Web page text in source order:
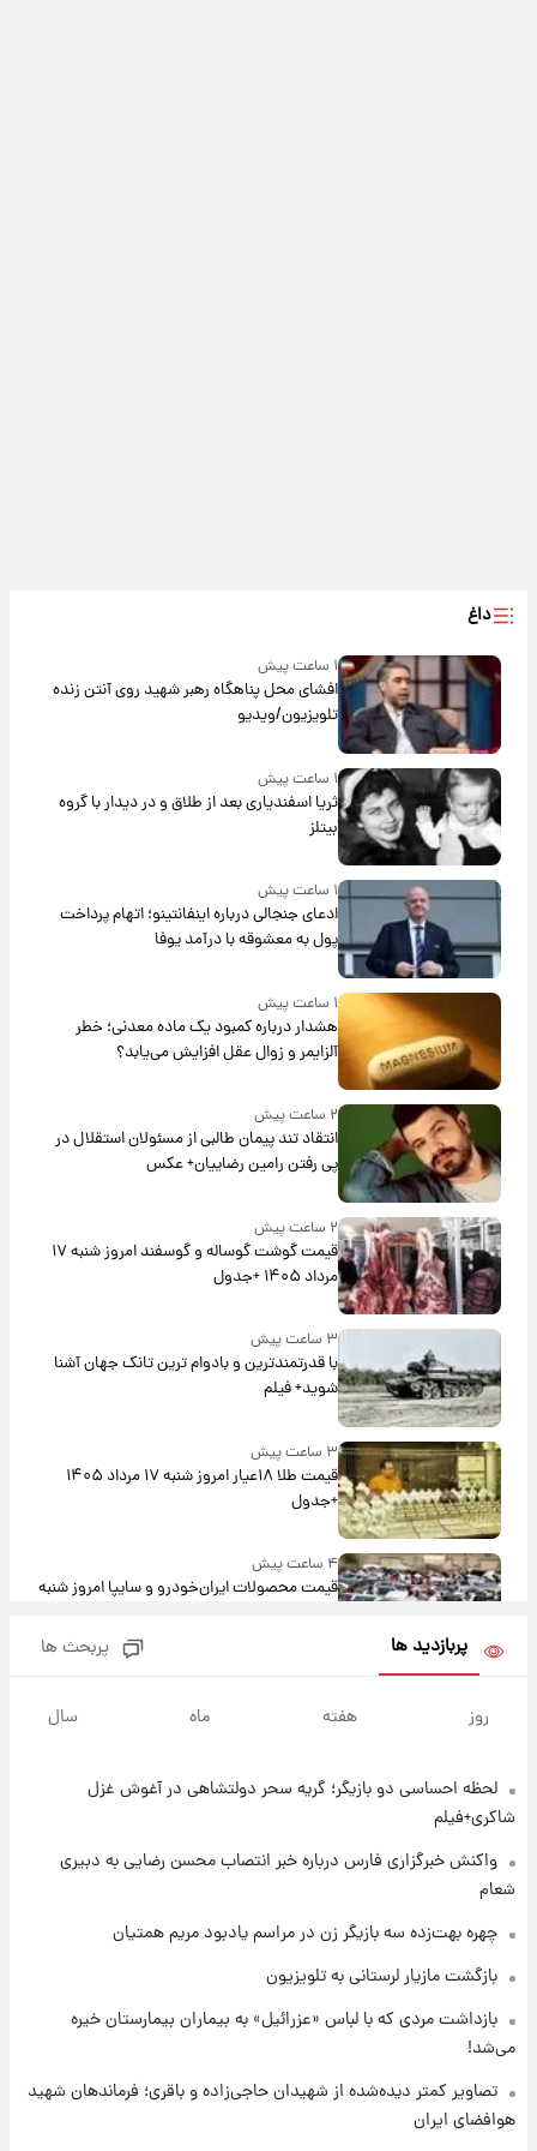
داغ
۱ ساعت پیش
افشای محل پناهگاه‌ رهبر شهید روی آنتن زنده
تلویزیون/ویدیو
۱ ساعت پیش
ثریا اسفندیاری بعد از طلاق و در دیدار با گروه
بیتلز
۱ ساعت پیش
ادعای جنجالی درباره اینفانتینو؛ اتهام پرداخت
پول به معشوقه با درآمد یوفا
۱ ساعت پیش
هشدار درباره کمبود یک ماده معدنی؛ خطر
آلزایمر و زوال عقل افزایش می‌یابد؟
۲ ساعت پیش
انتقاد تند پیمان طالبی از مسئولان استقلال در
پی رفتن رامین رضاییان+ عکس
۲ ساعت پیش
قیمت گوشت گوساله و گوسفند امروز شنبه ۱۷
مرداد ۱۴۰۵ +جدول
۳ ساعت پیش
با قدرتمندترین و بادوام ترین تانک جهان آشنا
شوید+ فیلم
۳ ساعت پیش
قیمت طلا ۱۸عیار امروز شنبه ۱۷ مرداد ۱۴۰۵
+جدول
۴ ساعت پیش
قیمت محصولات ایران‌خودرو و سایپا امروز شنبه
شنبه ۱۷ مرداد ۱۴۰۵
۱۸ ساعت پیش
تصاویر کمتر دیده‌شده از شهیدان حاجی‌زاده و
باقری؛ فرماندهان شهید هوافضای ایران
۱ روز پیش
پربازدید ها پربحث ها
روز هفته ماه سال
لحظه احساسی دو بازیگر؛ گریه سحر دولتشاهی در آغوش غزل
شاکری+فیلم
واکنش خبرگزاری فارس درباره خبر انتصاب محسن رضایی به دبیری
شعام
چهره بهت‌زده سه بازیگر زن در مراسم یادبود مریم همتیان
بازگشت مازیار لرستانی به تلویزیون
بازداشت مردی که با لباس «عزرائیل» به بیماران بیمارستان خیره
می‌شد!
تصاویر کمتر دیده‌شده از شهیدان حاجی‌زاده و باقری؛ فرماندهان شهید
هوافضای ایران